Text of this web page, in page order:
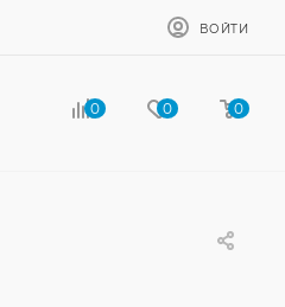
ВОЙТИ
0 0 0